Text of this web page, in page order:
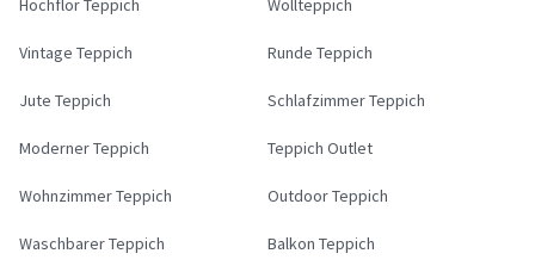
Hochflor Teppich Wollteppich
Vintage Teppich Runde Teppich
Jute Teppich Schlafzimmer Teppich
Moderner Teppich Teppich Outlet
Wohnzimmer Teppich Outdoor Teppich
Waschbarer Teppich Balkon Teppich